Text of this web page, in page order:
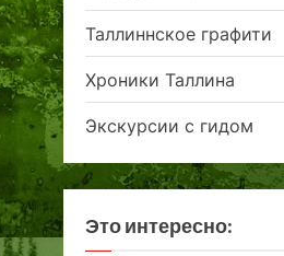
Таллиннское графити
Хроники Таллина
Экскурсии с гидом
Это интересно: